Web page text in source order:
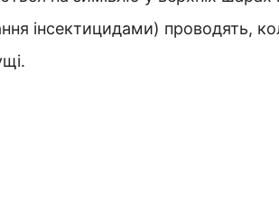
інсектицидами) проводять,